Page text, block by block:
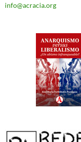
info@acracia.org